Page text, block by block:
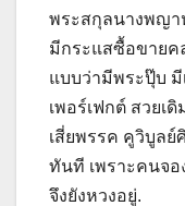
พระสกุลนางพญ
มีกระแสซื้อขายค
แบบว่ามีพระปุ๊บ มี
เพอร์เฟกต์ สวยเ
เสี่ยพรรค คูวิบูลย์
ทันที เพราะคนจอ
จึงยังหวงอยู่.